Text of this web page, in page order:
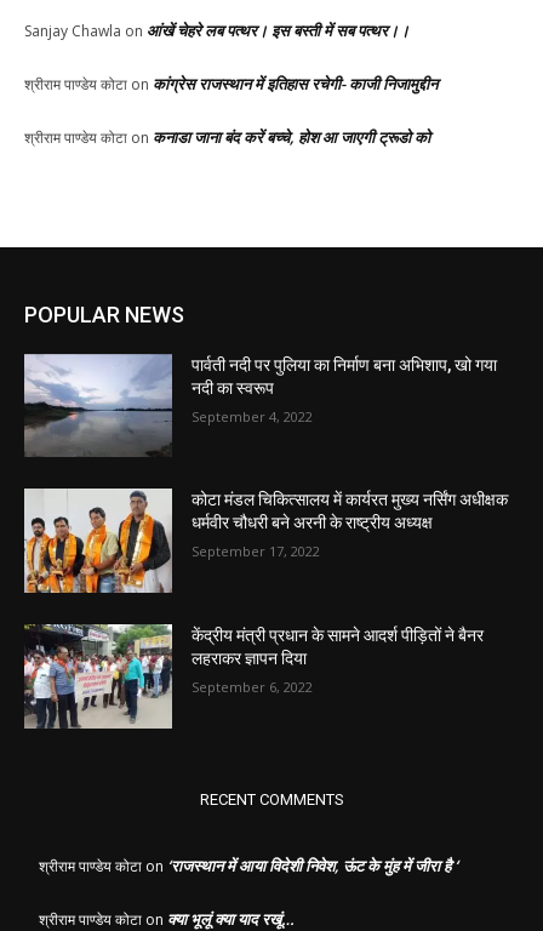
Sanjay Chawla on आंखें चेहरे लब पत्थर। इस बस्ती में सब पत्थर।।
श्रीराम पाण्डेय कोटा on कांग्रेस राजस्थान में इतिहास रचेगी- काजी निजामुद्दीन
श्रीराम पाण्डेय कोटा on कनाडा जाना बंद करें बच्चे, होश आ जाएगी ट्रूडो को
POPULAR NEWS
पार्वती नदी पर पुलिया का निर्माण बना अभिशाप, खो गया
नदी का स्वरूप
September 4, 2022
कोटा मंडल चिकित्सालय में कार्यरत मुख्य नर्सिंग अधीक्षक
धर्मवीर चौधरी बने अरनी के राष्ट्रीय अध्यक्ष
September 17, 2022
केंद्रीय मंत्री प्रधान के सामने आदर्श पीड़ितों ने बैनर
लहराकर ज्ञापन दिया
September 6, 2022
RECENT COMMENTS
श्रीराम पाण्डेय कोटा on ‘राजस्थान में आया विदेशी निवेश, ऊंट के मुंह में जीरा है ‘
श्रीराम पाण्डेय कोटा on क्या भूलूं क्या याद रखूं…